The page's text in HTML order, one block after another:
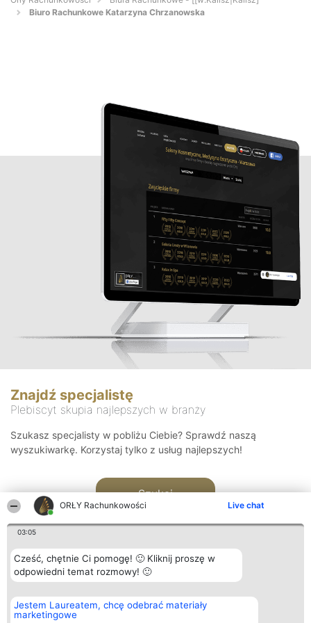
ORŁY Rachunkowości Live chat
03:05
Cześć, chętnie Ci pomogę! 🙂 Kliknij proszę w
odpowiedni temat rozmowy! 🙂
Jestem Laureatem, chcę odebrać materiały
marketingowe
Biuro Rachunkowe Katarzyna Chrzanowska
Znajdź specjalistę
Plebiscyt skupia najlepszych w branży
Szukasz specjalisty w pobliżu Ciebie? Sprawdź naszą
wyszukiwarkę. Korzystaj tylko z usług najlepszych!
Szukaj
Organizator plebiscytu
Bright Side Solutions sp. z o.
o. sp. k.
Plebiscyt
Laureaci
Kontakt
Kontakt